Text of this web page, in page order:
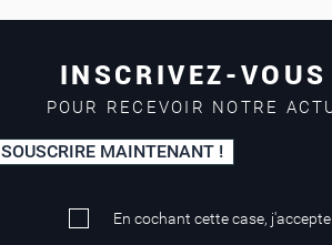
Mastercard, Visa
INSCRIVEZ-
POUR RECEVOIR NOTRE
SOUSCRIRE MAINTENANT !
En cochant cette case,